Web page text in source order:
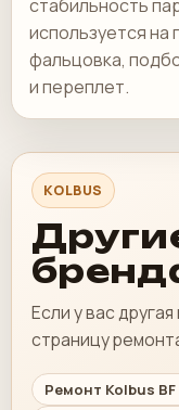
стабильность
используется на
фальцовка,
и переплет.
KOLBUS
Если у вас
страницу
Ремонт Kolbus BF